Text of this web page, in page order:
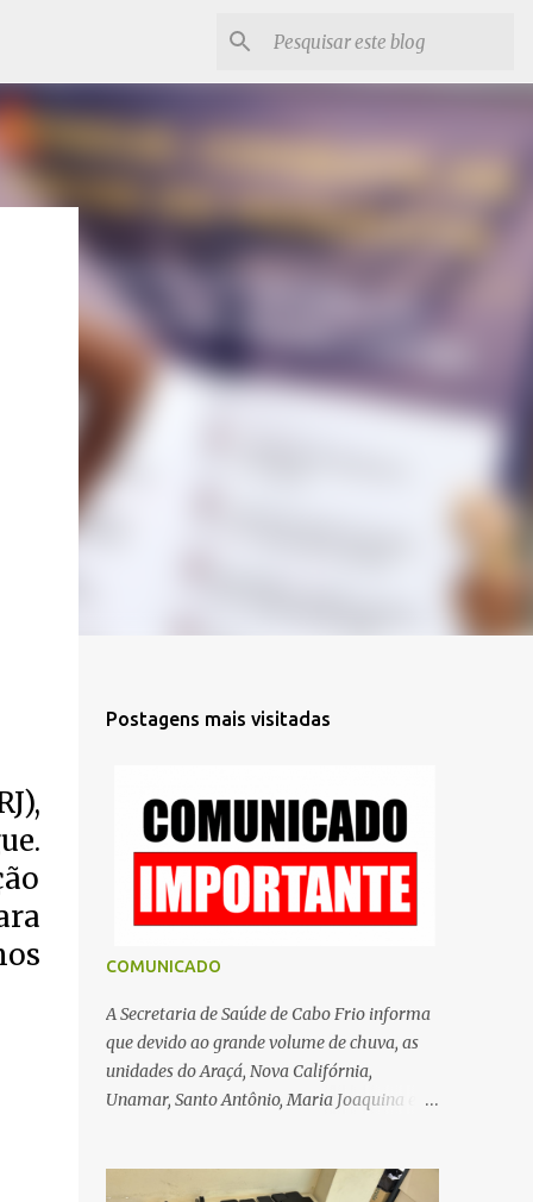
Postagens mais visitadas
COMUNICADO
A Secretaria de Saúde de Cabo Frio informa
que devido ao grande volume de chuva, as
unidades do Araçá, Nova Califórnia,
Unamar, Santo Antônio, Maria Joaquina e
dia serão remarcadas; a orientação é que os